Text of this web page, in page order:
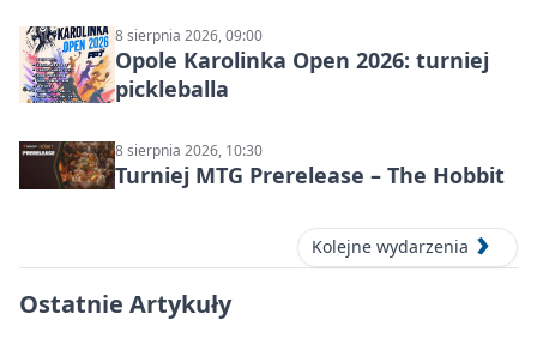
8 sierpnia 2026, 09:00
Opole Karolinka Open 2026: turniej
pickleballa
8 sierpnia 2026, 10:30
Turniej MTG Prerelease – The Hobbit
Kolejne wydarzenia
Ostatnie Artykuły